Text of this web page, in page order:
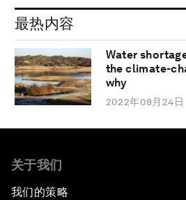
最热内容
Water
the climate-
why
2022年08月24日
关于我们
我们的策略